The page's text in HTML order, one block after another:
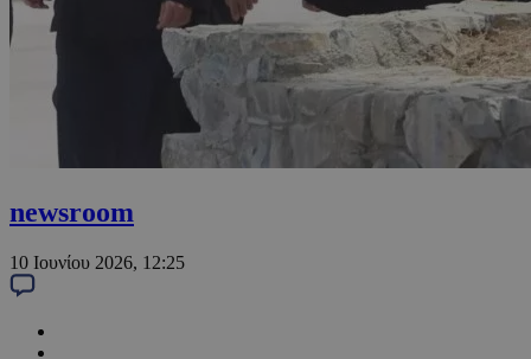
newsroom
10 Ιουνίου 2026, 12:25